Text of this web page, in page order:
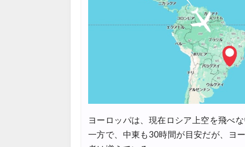
ヨーロッパは、現在ロシア上空を飛べ
一方で、中東も30時間が目安だが、ヨ